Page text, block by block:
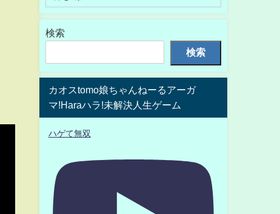
検索
検索
カオスtomo娘ちゃんねーるアーガ
マ!Haraハラ!未解決人生ゲーム
ハゲて無双